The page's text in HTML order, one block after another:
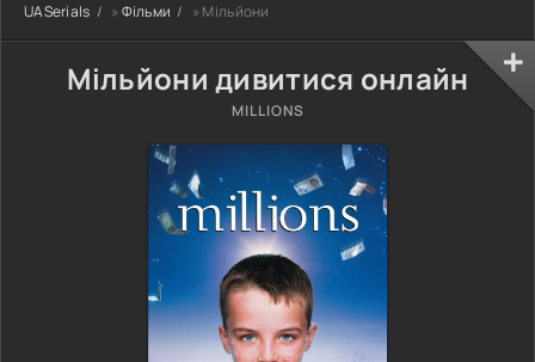
UASerials » Фільми » Мільйони
Мільйони дивитися онлайн
MILLIONS